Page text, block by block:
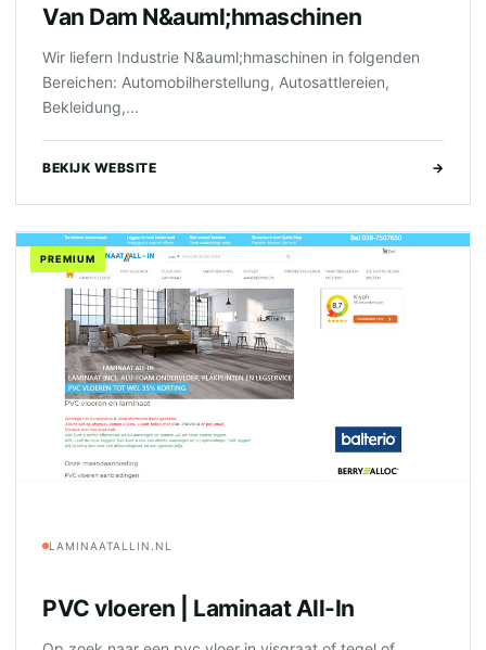
Van Dam N&auml;hmaschinen
Wir liefern Industrie N&auml;hmaschinen in folgenden
Bereichen: Automobilherstellung, Autosattlereien,
Bekleidung,...
BEKIJK WEBSITE →
PREMIUM
LAMINAATALLIN.NL
PVC vloeren | Laminaat All-In